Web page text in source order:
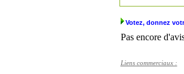
Votez, donnez
Pas encore
Liens commerciaux :